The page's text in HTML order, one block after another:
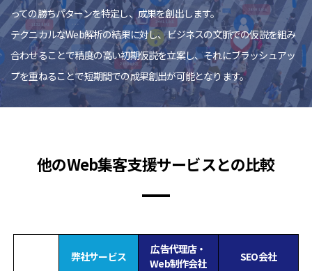
っての勝ちパターンを特定し、成果を創出します。
テクニカルなWeb解析の結果に対し、ビジネスの文脈での仮説を組み
合わせることで精度の高い初期仮説を立案し、それにブラッシュアッ
プを重ねることで短期間での成果創出が可能となります。
他のWeb集客支援サービスとの比較
弊社サービス
広告代理店・
Web制作会社
SEO会社